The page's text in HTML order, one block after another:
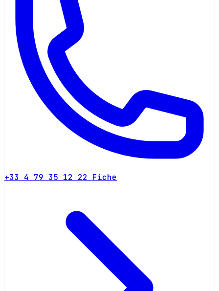
+33 4 79 35 12 22 Fiche